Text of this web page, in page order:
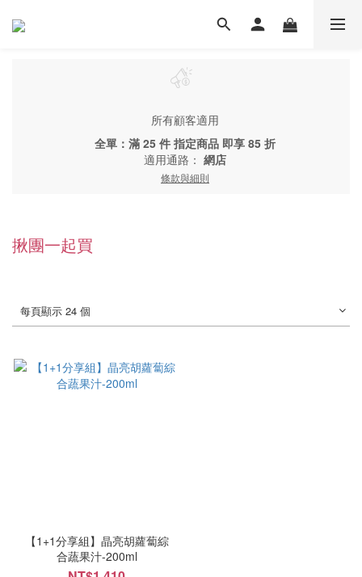
所有顧客適用
全單：滿 25 件 指定商品 即享 85 折
適用通路： 網店
條款與細則
揪團一起買
每頁顯示 24 個
【1+1分享組】晶亮胡蘿蔔綜
合蔬果汁-200ml